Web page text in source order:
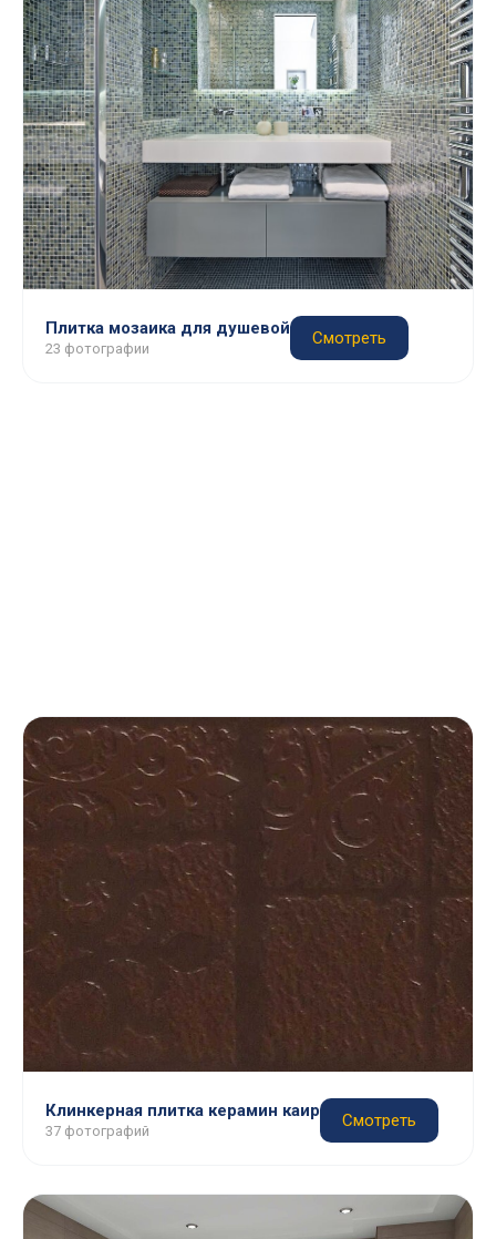
Плитка мозаика для душевой
23 фотографии
Смотреть
Клинкерная плитка керамин каир
37 фотографий
Смотреть